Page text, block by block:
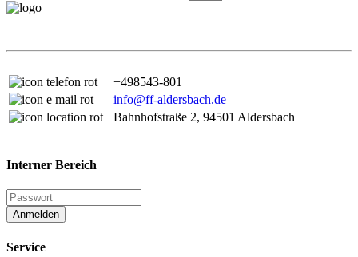
+498543-801
info@ff-aldersbach.de
Bahnhofstraße 2, 94501 Aldersbach
Interner Bereich
Anmelden
Service